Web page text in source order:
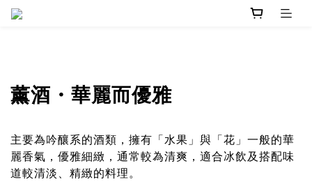
薰酒・華麗而優雅
主要為吟釀系的酒類，擁有「水果」與「花」一般的華
麗香氣，優雅細緻，通常較為清爽，適合冰飲及搭配味
道較清淡、精緻的料理。